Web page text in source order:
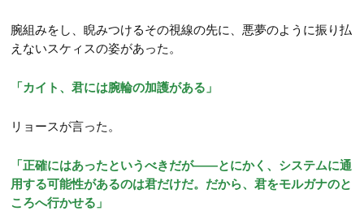
腕組みをし、睨みつけるその視線の先に、悪夢のように振り払
えないスケィスの姿があった。
「カイト、君には腕輪の加護がある」
リョースが言った。
「正確にはあったというべきだが――とにかく、システムに通
用する可能性があるのは君だけだ。だから、君をモルガナのと
ころへ行かせる」